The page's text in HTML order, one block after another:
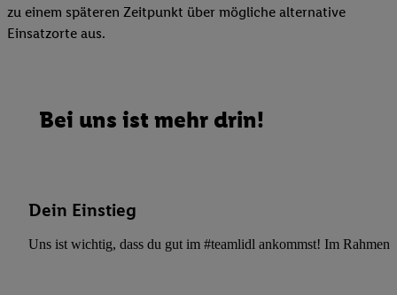
zu einem späteren Zeitpunkt über mögliche alternative
Einsatzorte aus.
Bei uns ist mehr drin!
Dein Einstieg
Uns ist wichtig, dass du gut im #teamlidl ankommst! Im Rahmen